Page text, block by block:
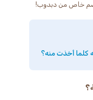
خصم خاص من دبدوب!
كلما أخذت منه؟